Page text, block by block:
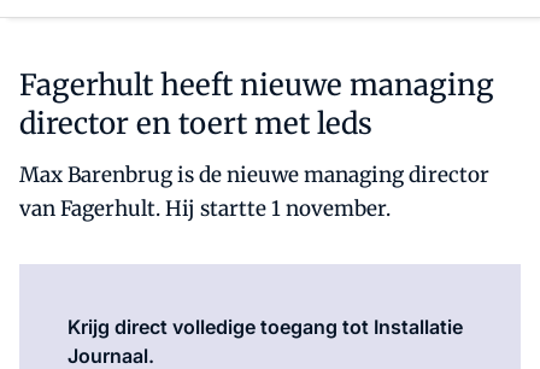
Fagerhult heeft nieuwe managing
director en toert met leds
Max Barenbrug is de nieuwe managing director
van Fagerhult. Hij startte 1 november.
Krijg direct volledige toegang tot Installatie
Journaal.